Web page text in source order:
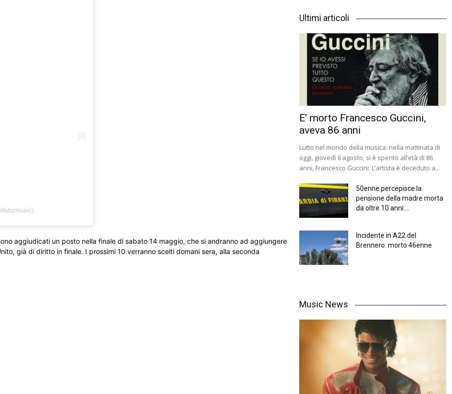
aggiudicati un posto nella finale di sabato 14 maggio, che si andranno ad aggiungere
già di diritto in finale. I prossimi 10 verranno scelti domani sera, alla seconda
Ultimi articoli
E’ morto Francesco Guccini,
aveva 86 anni
Lutto nel mondo della musica: nella mattinata di
oggi, giovedì 6 agosto, si è spento all’età di 86
anni, Francesco Guccini. L’artista è deceduto a...
50enne percepisce la
pensione della madre morta
da oltre 10 anni:...
Incidente in A22 del
Brennero: morto 46enne
Music News